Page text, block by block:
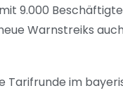
9.000
Warnstreiks
Tarifrunde im